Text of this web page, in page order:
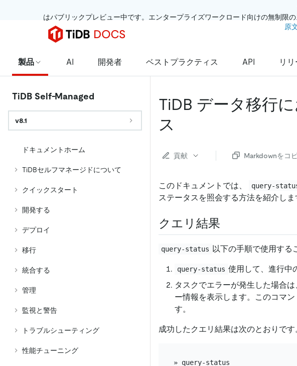
はパブリックプレビュー中です。エンタープライズワークロード向けの無制限
原
製品 AI 開発者 ベストプラクティス API リ
TiDB Self-Managed
v8.1
ドキュメントホーム
TiDBセルフマネージドについて
クイックスタート
開発する
デプロイ
移行
統合する
管理
監視と警告
トラブルシューティング
性能チューニング
TiDB データ移行
ス
貢献 Markdownをコ
このドキュメントでは、 query-
ステータスを照会する方法を紹介しま
クエリ結果
query-status 以下の手順で使用する
query-status 使用して、進行中
タスクでエラーが発生した場合は
ー情報を表示します。このコマン
す。
成功したクエリ結果は次のとおりです